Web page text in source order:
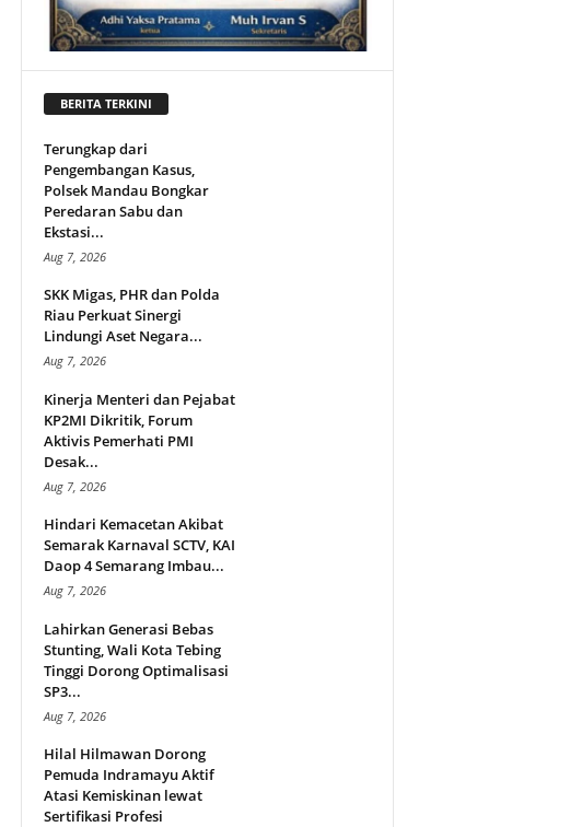
BERITA TERKINI
Terungkap dari
Pengembangan Kasus,
Polsek Mandau Bongkar
Peredaran Sabu dan
Ekstasi...
Aug 7, 2026
SKK Migas, PHR dan Polda
Riau Perkuat Sinergi
Lindungi Aset Negara...
Aug 7, 2026
Kinerja Menteri dan Pejabat
KP2MI Dikritik, Forum
Aktivis Pemerhati PMI
Desak...
Aug 7, 2026
Hindari Kemacetan Akibat
Semarak Karnaval SCTV, KAI
Daop 4 Semarang Imbau...
Aug 7, 2026
Lahirkan Generasi Bebas
Stunting, Wali Kota Tebing
Tinggi Dorong Optimalisasi
SP3...
Aug 7, 2026
Hilal Hilmawan Dorong
Pemuda Indramayu Aktif
Atasi Kemiskinan lewat
Sertifikasi Profesi